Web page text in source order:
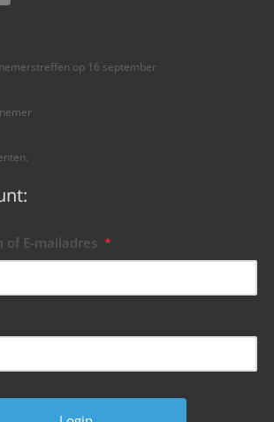
op 16 september
of E-mailadres *